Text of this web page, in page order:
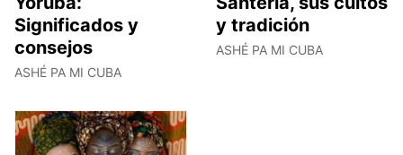
Significados y
consejos
ASHÉ PA MI CUBA
y tradición
ASHÉ PA MI CUBA